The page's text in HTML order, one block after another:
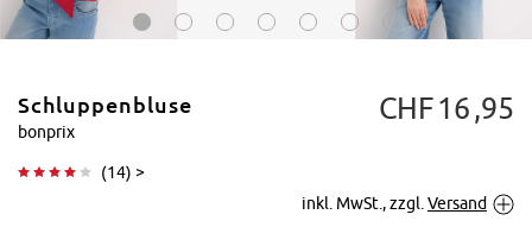
Tippen zum
Schluppenbluse
bonprix
(14) >
CHF16 95
inkl. MwSt., zzgl. Versand